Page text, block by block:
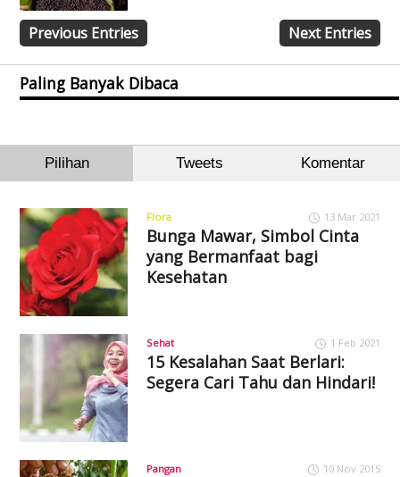
Previous Entries Next Entries
Paling Banyak Dibaca
Pilihan Tweets Komentar
Flora 13 Mar 2021
Bunga Mawar, Simbol Cinta
yang Bermanfaat bagi
Kesehatan
Sehat 1 Feb 2021
15 Kesalahan Saat Berlari:
Segera Cari Tahu dan Hindari!
Pangan 10 Nov 2015